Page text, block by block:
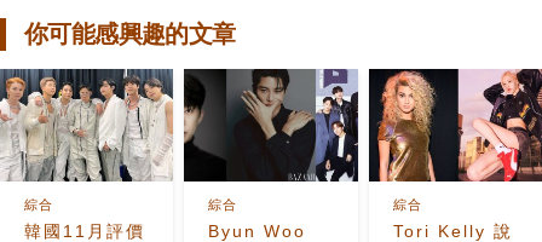
你可能感興趣的文章
韓國11月評價
綜合
Byun Woo
綜合
Tori Kelly 說
綜合